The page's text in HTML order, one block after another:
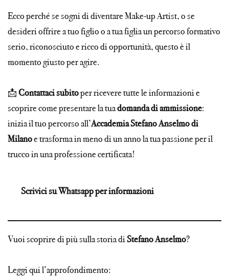
Ecco perché se sogni di diventare Make-up Artist, o se
desideri offrire a tuo figlio o a tua figlia un percorso formativo
serio, riconosciuto e ricco di opportunità, questo è il
momento giusto per agire.
📩Contattaci subitoper ricevere tutte le informazioni e
scoprire come presentare la tuadomanda di ammissione:
inizia il tuo percorso all’Accademia Stefano Anselmo di
Milanoe trasforma in meno di un anno la tua passione per il
trucco in una professione certificata!
Scrivici su Whatsapp per informazioni
Vuoi scoprire di più sulla storia diStefano Anselmo?
Leggi qui l’approfondimento: